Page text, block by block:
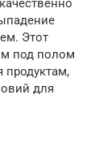
Этот
под полом
для